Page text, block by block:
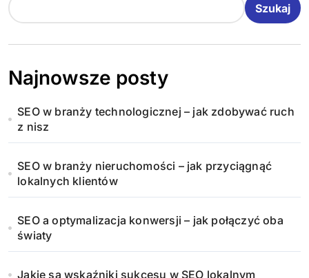
Szukaj
Najnowsze posty
SEO w branży technologicznej – jak zdobywać ruch
z nisz
SEO w branży nieruchomości – jak przyciągnąć
lokalnych klientów
SEO a optymalizacja konwersji – jak połączyć oba
światy
Jakie są wskaźniki sukcesu w SEO lokalnym